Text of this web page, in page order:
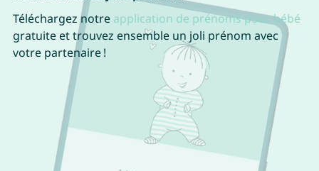
Téléchargez notre application de prénoms pour bébé
gratuite et trouvez ensemble un joli prénom avec
votre partenaire !